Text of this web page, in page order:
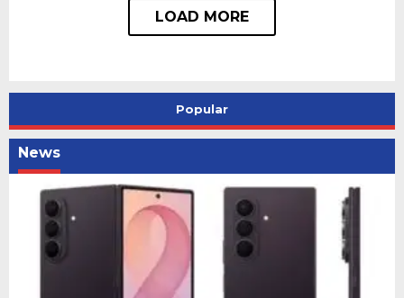
Popular
News